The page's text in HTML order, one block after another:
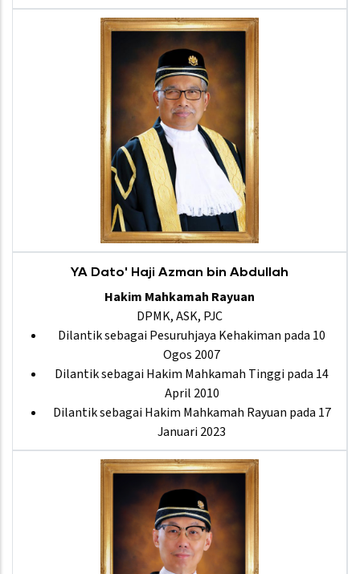
YA Dato' Haji Azman bin Abdullah
Hakim Mahkamah Rayuan
DPMK, ASK, PJC
Dilantik sebagai Pesuruhjaya Kehakiman pada 10
Ogos 2007
Dilantik sebagai Hakim Mahkamah Tinggi pada 14
April 2010
Dilantik sebagai Hakim Mahkamah Rayuan pada 17
Januari 2023